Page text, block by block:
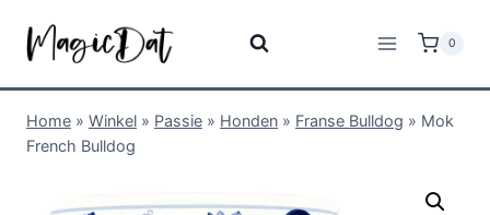
0
Home » Winkel » Passie » Honden » Franse Bulldog » Mok
French Bulldog